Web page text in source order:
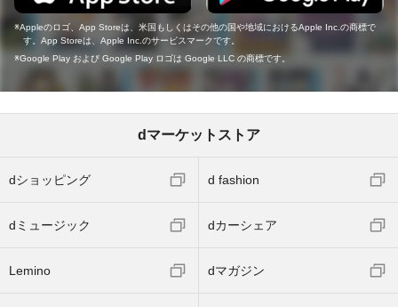
Appleのロゴ、App Storeは、米国もしくはその他の国や地域におけるApple Inc.の商標で
す。App Storeは、Apple Inc.のサービスマークです。
Google Play および Google Play ロゴは Google LLC の商標です。
dマーケットストア
dショッピング d fashion
dミュージック dカーシェア
Lemino dマガジン